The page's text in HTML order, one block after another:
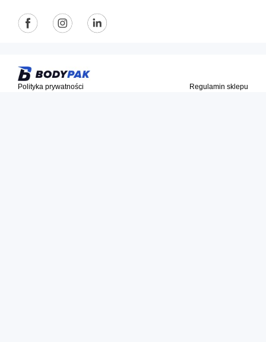
Polityka prywatności Regulamin sklepu